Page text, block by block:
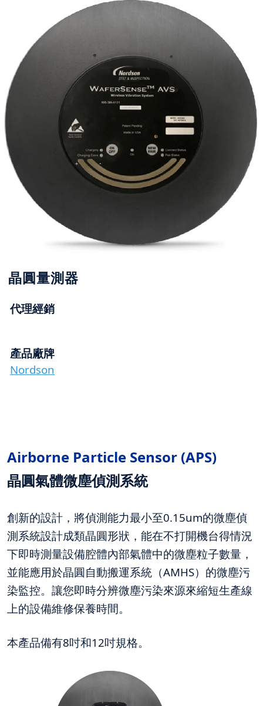
晶圓量測器
代理經銷
產品廠牌
Nordson
Airborne Particle Sensor (APS)
晶圓氣體微塵偵測系統
創新的設計，將偵測能力最小至0.15um的微塵偵
測系統設計成類晶圓形狀，能在不打開機台得情況
下即時測量設備腔體內部氣體中的微塵粒子數量，
並能應用於晶圓自動搬運系統（AMHS）的微塵污
染監控。讓您即時分辨微塵污染來源來縮短生產線
上的設備維修保養時間。
本產品備有8吋和12吋規格。